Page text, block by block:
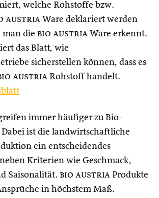
welche Rohstoffe bzw.
austria Ware deklariert werden
die bio austria Ware erkennt.
das Blatt, wie
sicherstellen können, dass es
austria Rohstoff handelt.
immer häufiger zu Bio-
ist die landwirtschaftliche
ein entscheidendes
Kriterien wie Geschmack,
Saisonalität. bio austria Produkte
in höchstem Maß.